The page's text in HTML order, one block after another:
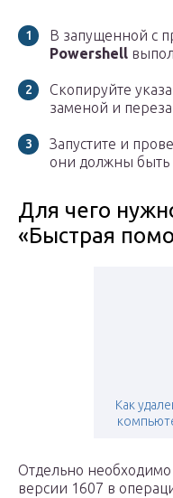
В запущенной с
Powershell
Скопируйте
заменой и
Запустите и
они должны
Для чего
«Быстрая
Как
Отдельно необходимо
версии 1607 в